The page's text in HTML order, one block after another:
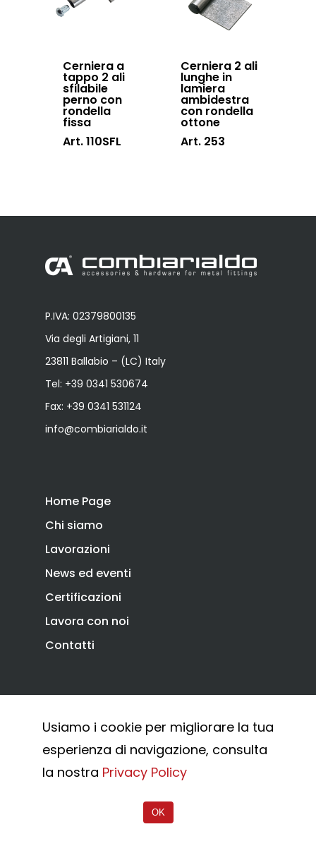
Cerniera a
tappo 2 ali
sfilabile
perno con
rondella
fissa
Art. 110SFL
Cerniera 2 ali
lunghe in
lamiera
ambidestra
con rondella
ottone
Art. 253
P.IVA: 02379800135
Via degli Artigiani, 11
23811 Ballabio – (LC) Italy
Tel: +39 0341 530674
Fax: +39 0341 531124
info@combiarialdo.it
Home Page
Chi siamo
Lavorazioni
News ed eventi
Certificazioni
Lavora con noi
Contatti
Privacy Policy
Cookie Policy
Whistleblowing
© 2026 Combi Arialdo.
Usiamo i cookie per migliorare la tua
esperienza di navigazione, consulta
la nostra Privacy Policy
OK